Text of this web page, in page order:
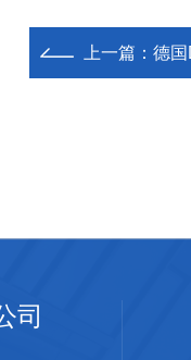
上一篇： 德
司